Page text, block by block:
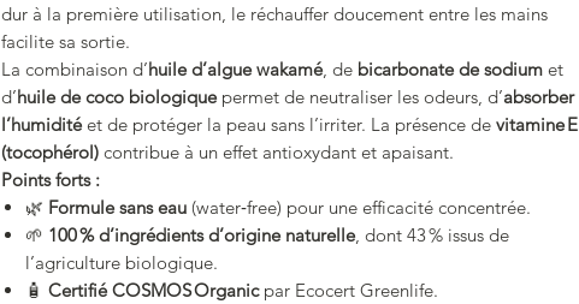
dur à la première utilisation, le réchauffer doucement entre les mains
facilite sa sortie.
La combinaison d’huile d’algue wakamé, de bicarbonate de sodium et
d’huile de coco biologiquepermet de neutraliser les odeurs, d’absorber
l’humiditéet de protéger la peau sans l’irriter. La présence de vitamine E
(tocophérol) contribue à un effet antioxydant et apaisant.
Points forts :
🌿 Formule sans eau (water‑free) pour une efficacité concentrée.
🌱 100 % d’ingrédients d’origine naturelle, dont 43 % issus de
l’agriculture biologique.
🧴 Certifié COSMOS Organicpar Ecocert Greenlife.